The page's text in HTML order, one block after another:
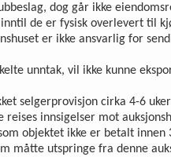
dog går ikke
de er fysisk overlevert til
er ikke ansvarlig for
unntak, vil ikke kunne
selgerprovisjon cirka 4-6
inn­sigelser mot
objektet ikke er betalt innen
måtte utspringe fra denne